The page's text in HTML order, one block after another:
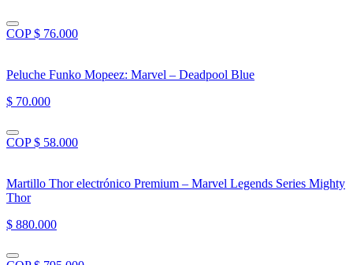
COP $ 76.000
Peluche Funko Mopeez: Marvel – Deadpool Blue
$ 70.000
COP $ 58.000
Martillo Thor electrónico Premium – Marvel Legends Series Mighty
Thor
$ 880.000